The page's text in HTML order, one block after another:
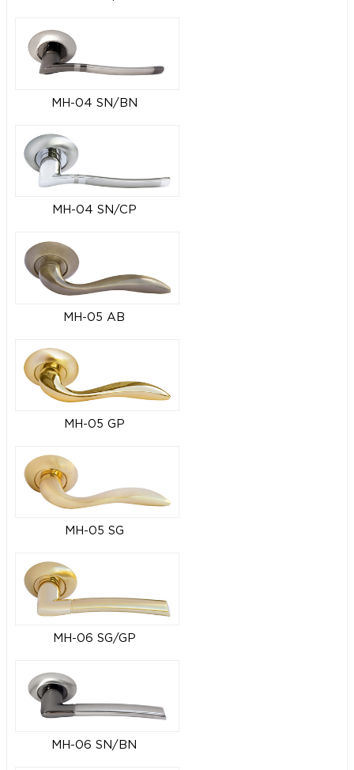
MH-04 SN/BN
MH-04 SN/CP
MH-05 AB
MH-05 GP
MH-05 SG
MH-06 SG/GP
MH-06 SN/BN